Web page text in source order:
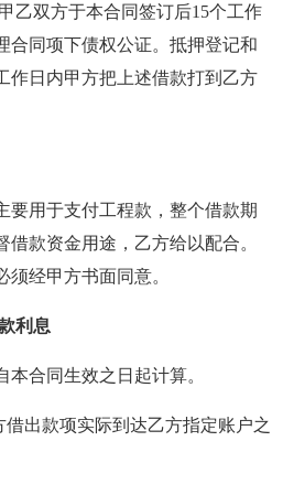
乙双方于本合同签订后15个工作
合同项下债权公证。抵押登记和
作日内甲方把上述借款打到乙方
要用于支付工程款，整个借款期
款资金用途，乙方给以配合。
经甲方书面同意。
利息
本合同生效之日起计算。
借出款项实际到达乙方指定账户之